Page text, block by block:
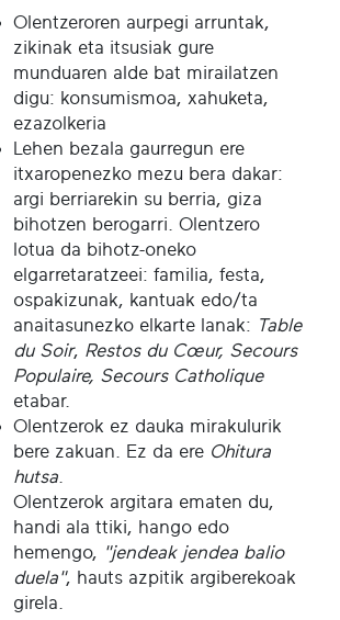
Olentzeroren aurpegi arruntak,
zikinak eta itsusiak gure
munduaren alde bat mirailatzen
digu: konsumismoa, xahuketa,
ezazolkeria
Lehen bezala gaurregun ere
itxaropenezko mezu bera dakar:
argi berriarekin su berria, giza
bihotzen berogarri. Olentzero
lotua da bihotz-oneko
elgarretaratzeei: familia, festa,
ospakizunak, kantuak edo/ta
anaitasunezko elkarte lanak: Table
du Soir, Restos du Cœur, Secours
Populaire, Secours Catholique
etabar.
Olentzerok ez dauka mirakulurik
bere zakuan. Ez da ere Ohitura
hutsa
Olentzerok argitara ematen du,
handi ala ttiki, hango edo
hemengo, "jendeak jendea balio
duela", hauts azpitik argiberekoak
girela.